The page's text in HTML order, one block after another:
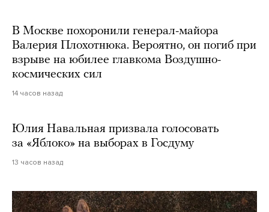
В Москве похоронили генерал-майора
Валерия Плохотнюка. Вероятно, он погиб при
взрыве на юбилее главкома Воздушно-
космических сил
14 часов назад
Юлия Навальная призвала голосовать
за «Яблоко» на выборах в Госдуму
13 часов назад